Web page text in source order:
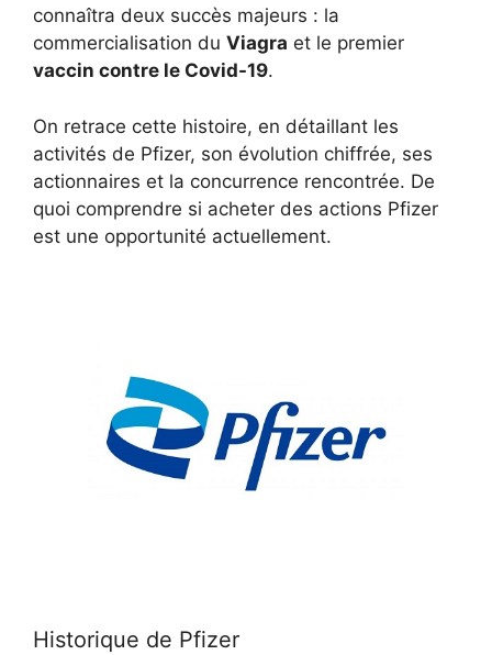
connaîtra deux succès majeurs : la
commercialisation du Viagra et le premier
vaccin contre le Covid-19.
On retrace cette histoire, en détaillant les
activités de Pfizer, son évolution chiffrée, ses
actionnaires et la concurrence rencontrée. De
quoi comprendre si acheter des actions Pfizer
est une opportunité actuellement.
Historique de Pfizer